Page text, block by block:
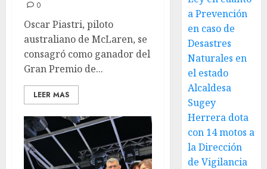
0
Oscar Piastri, piloto
australiano de McLaren, se
consagró como ganador del
Gran Premio de...
LEER MAS
a Prevención
en caso de
Desastres
Naturales en
el estado
Alcaldesa
Sugey
Herrera dota
con 14 motos a
la Dirección
de Vigilancia